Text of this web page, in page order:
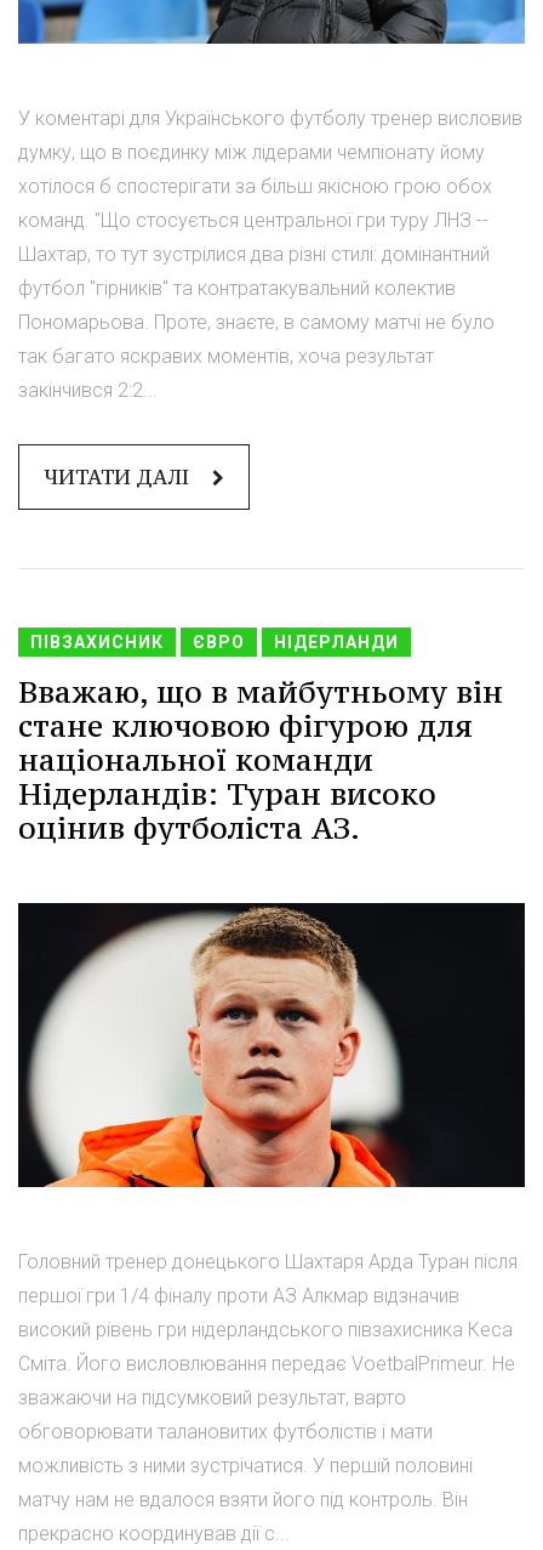
У коментарі для Українського футболу тренер висловив
думку, що в поєдинку між лідерами чемпіонату йому
хотілося б спостерігати за більш якісною грою обох
команд. "Що стосується центральної гри туру ЛНЗ --
Шахтар, то тут зустрілися два різні стилі: домінантний
футбол "гірників" та контратакувальний колектив
Пономарьова. Проте, знаєте, в самому матчі не було
так багато яскравих моментів, хоча результат
закінчився 2:2...
ЧИТАТИ ДАЛІ
ПІВЗАХИСНИК ЄВРО НІДЕРЛАНДИ
Вважаю, що в майбутньому він
стане ключовою фігурою для
національної команди
Нідерландів: Туран високо
оцінив футболіста АЗ.
Головний тренер донецького Шахтаря Арда Туран після
першої гри 1/4 фіналу проти АЗ Алкмар відзначив
високий рівень гри нідерландського півзахисника Кеса
Сміта. Його висловлювання передає VoetbalPrimeur. Не
зважаючи на підсумковий результат, варто
обговорювати талановитих футболістів і мати
можливість з ними зустрічатися. У першій половині
матчу нам не вдалося взяти його під контроль. Він
прекрасно координував дії с...